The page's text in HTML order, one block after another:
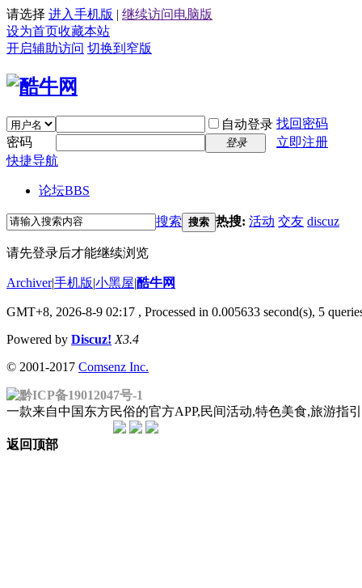
请选择 进入手机版 | 继续访问电脑版
设为首页收藏本站
开启辅助访问 切换到窄版
自动登录 找回密码
密码
登录
立即注册
快捷导航
论坛BBS
搜索 搜索 热搜: 活动 交友 discuz
请先登录后才能继续浏览
Archiver|手机版|小黑屋|酷牛网
GMT+8, 2026-8-9 02:17 , Processed in 0.005633 second(s), 5
Powered by Discuz! X3.4
© 2001-2017 Comsenz Inc.
黔ICP备19012047号-1
一款来自中国东方民俗的官方APP,民间活动,特色美食,旅游
返回顶部